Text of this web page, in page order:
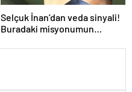
Selçuk İnan’dan veda sinyali!
Buradaki misyonumun
düşünüyorum